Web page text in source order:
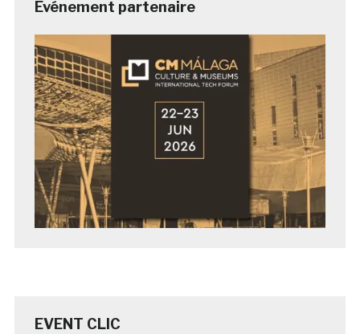
Evénement partenaire
EVENT CLIC